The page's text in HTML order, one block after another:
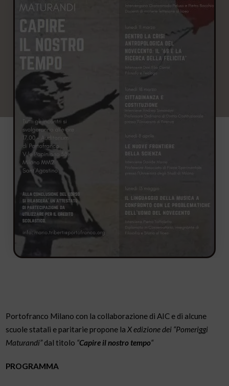
Portofranco Milano con la collaborazione di AIC e di alcune
scuole statali e paritarie propone la X edizione dei “Pomeriggi
Maturandi” dal titolo “Capire il nostro tempo“
PROGRAMMA